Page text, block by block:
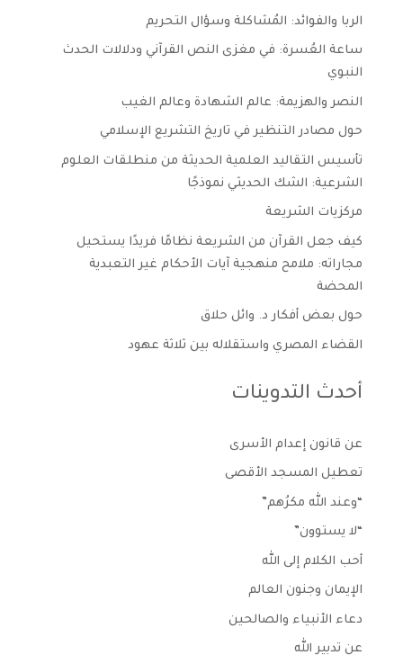
الربا والفوائد: المُشاكلة وسؤال التحريم
ساعة العُسرة: في مغزى النص القرآني ودلالات الحدث
النبوي
النصر والهزيمة: عالم الشهادة وعالم الغيب
حول مصادر التنظير في تاريخ التشريع الإسلامي
تأسيس التقاليد العلمية الحديثة من منطلقات العلوم
الشرعية: الشك الحديثي نموذجًا
مركزيات الشريعة
كيف جعل القرآن من الشريعة نظامًا فريدًا يستحيل
مجاراته: ملامح منهجية آيات الأحكام غير التعبدية
المحضة
حول بعض أفكار د. وائل حلاق
القضاء المصري واستقلاله بين ثلاثة عهود
أحدث التدوينات
عن قانون إعدام الأسرى
تعطيل المسجد الأقصى
“وعند الله مكرُهم”
“لا يستوون”
أحب الكلام إلى الله
الإيمان وجنون العالم
دعاء الأنبياء والصالحين
عن تدبير الله